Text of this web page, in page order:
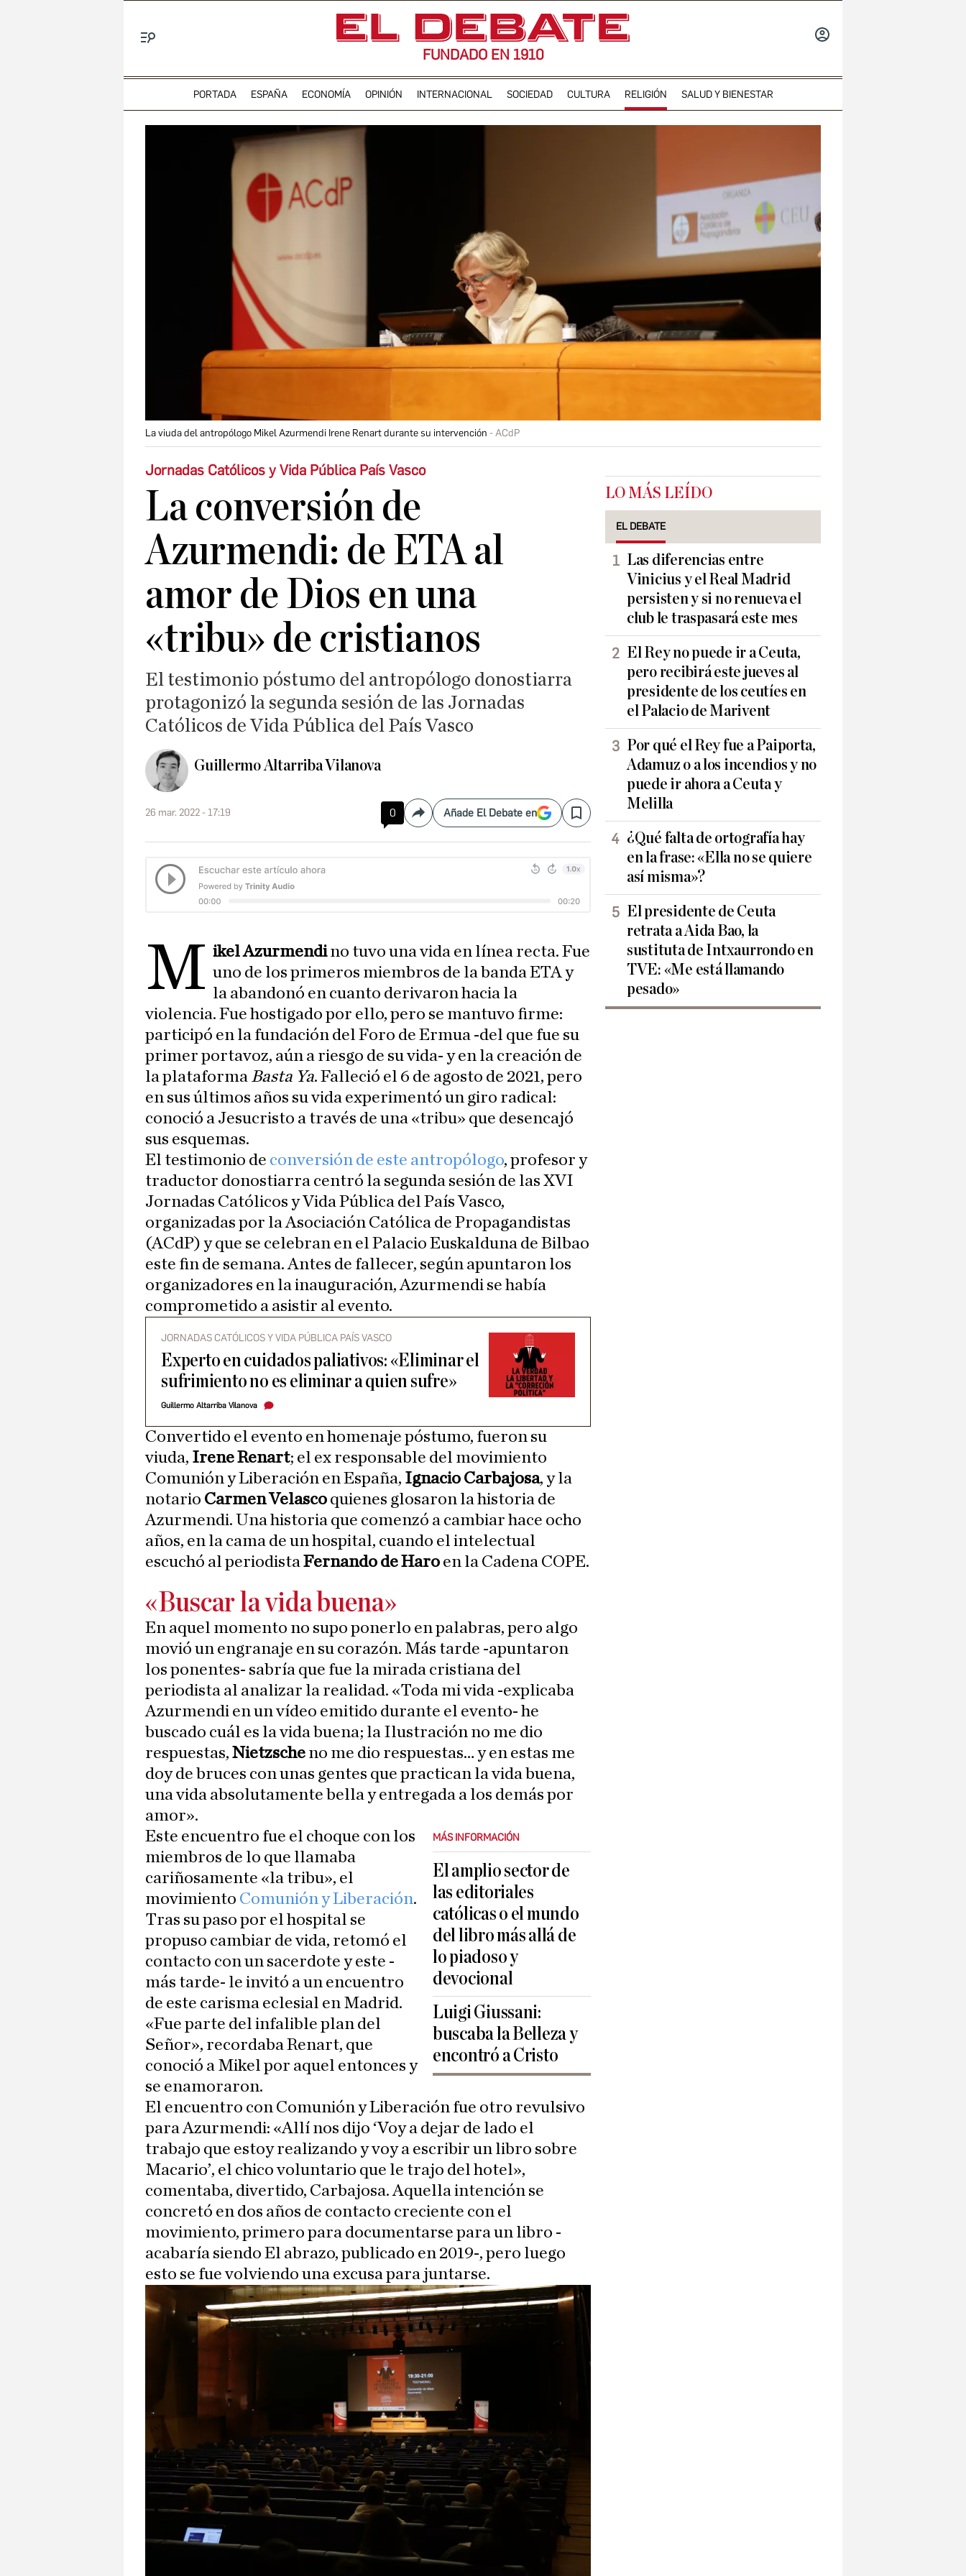
FUNDADO EN 1910
PORTADA ESPAÑA ECONOMÍA OPINIÓN INTERNACIONAL SOCIEDAD CULTURA RELIGIÓN SALUD Y BIENESTAR
La viuda del antropólogo Mikel Azurmendi Irene Renart durante su intervención ACdP
Jornadas Católicos y Vida Pública País Vasco
La conversión de
Azurmendi: de ETA al
amor de Dios en una
«tribu» de cristianos
El testimonio póstumo del antropólogo donostiarra
protagonizó la segunda sesión de las Jornadas
Católicos de Vida Pública del País Vasco
Guillermo Altarriba Vilanova
26 mar. 2022 - 17:19 0 CompartirAñade El Debate en Save
M ikel Azurmendino tuvo una vida en línea recta. Fue
uno de los primeros miembros de la banda ETA y
la abandonó en cuanto derivaron hacia la
violencia. Fue hostigado por ello, pero se mantuvo firme:
participó en la fundación del Foro de Ermua -del que fue su
primer portavoz, aún a riesgo de su vida- y en la creación de
la plataforma Basta Ya. Falleció el 6 de agosto de 2021, pero
en sus últimos años su vida experimentó un giro radical:
conoció a Jesucristo a través de una «tribu» que desencajó
sus esquemas.
El testimonio de conversión de este antropólogo, profesor y
traductor donostiarra centró la segunda sesión de las XVI
Jornadas Católicos y Vida Pública del País Vasco,
organizadas por la Asociación Católica de Propagandistas
(ACdP) y que se celebran en el Palacio Euskalduna de Bilbao
este fin de semana. Antes de fallecer, según apuntaron los
organizadores en la inauguración, Azurmendi se había
comprometido a asistir al evento.
JORNADAS CATÓLICOS Y VIDA PÚBLICA PAÍS VASCO
Experto en cuidados paliativos: «Eliminar el
sufrimiento no es eliminar a quien sufre»
Guillermo Altarriba Vilanova
Convertido el evento en homenaje póstumo, fueron su
viuda, Irene Renart; el ex responsable del movimiento
Comunión y Liberación en España, Ignacio Carbajosa, y la
notario Carmen Velasco quienes glosaron la historia de
Azurmendi. Una historia que comenzó a cambiar hace ocho
años, en la cama de un hospital, cuando el intelectual
escuchó al periodistaFernando de Haro en la Cadena COPE.
«Buscar la vida buena»
En aquel momento no supo ponerlo en palabras, pero algo
movió un engranaje en su corazón. Más tarde -apuntaron
los ponentes- sabría que fue la mirada cristiana del
periodista al analizar la realidad. «Toda mi vida -explicaba
Azurmendi en un vídeo emitido durante el evento- he
buscado cuál es la vida buena; la Ilustración no me dio
respuestas, Nietzsche no me dio respuestas… y en estas me
doy de bruces con unas gentes que practican la vida buena,
una vida absolutamente bella y entregada a los demás por
amor».
MÁS INFORMACIÓN
El amplio sector de
las editoriales
católicas o el mundo
del libro más allá de
lo piadoso y
devocional
Luigi Giussani:
buscaba la Belleza y
encontró a Cristo
Este encuentro fue el choque con los
miembros de lo que llamaba
cariñosamente «la tribu», el
movimiento Comunión y Liberación.
Tras su paso por el hospital se
propuso cambiar de vida, retomó el
contacto con un sacerdote y este -
más tarde- le invitó a un encuentro
de este carisma eclesial en Madrid.
«Fue parte del infalible plan del
Señor», recordaba Renart, que
conoció a Mikel por aquel entonces y
se enamoraron.
El encuentro con Comunión y Liberación fue otro revulsivo
para Azurmendi: «Allí nos dijo ‘Voy a dejar de lado el
trabajo que estoy realizando y voy a escribir un libro sobre
Macario’, el chico voluntario que le trajo del hotel»,
comentaba, divertido, Carbajosa. Aquella intención se
concretó en dos años de contacto creciente con el
movimiento, primero para documentarse para un libro -
acabaría siendo El abrazo, publicado en 2019-, pero luego
esto se fue volviendo una excusa para juntarse.
LO MÁS LEÍDO
EL DEBATE
Las diferencias entre
Vinicius y el Real Madrid
persisten y si no renueva el
club le traspasará este mes
El Rey no puede ir a Ceuta,
pero recibirá este jueves al
presidente de los ceutíes en
el Palacio de Marivent
Por qué el Rey fue a Paiporta,
Adamuz o a los incendios y no
puede ir ahora a Ceuta y
Melilla
¿Qué falta de ortografía hay
en la frase: «Ella no se quiere
así misma»?
El presidente de Ceuta
retrata a Aida Bao, la
sustituta de Intxaurrondo en
TVE: «Me está llamando
pesado»